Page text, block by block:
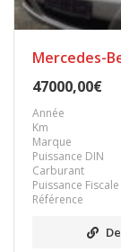
Mercedes-
47000,00€
Année
Km
Marque
Puissance DIN
Carburant
Puissance Fiscale
Référence